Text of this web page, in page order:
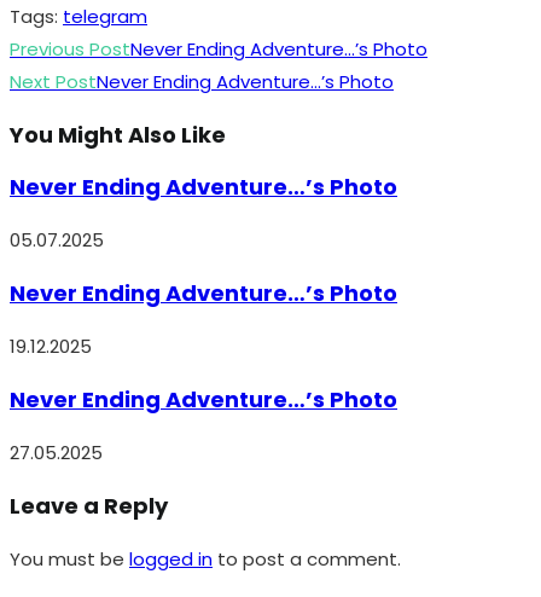
Tags: telegram
Read
more
Previous PostNever Ending Adventure…’s Photo
Next PostNever Ending Adventure…’s Photo
You Might Also Like
Never Ending Adventure…’s Photo
05.07.2025
Never Ending Adventure…’s Photo
19.12.2025
Never Ending Adventure…’s Photo
27.05.2025
Leave a Reply
You must be logged in to post a comment.